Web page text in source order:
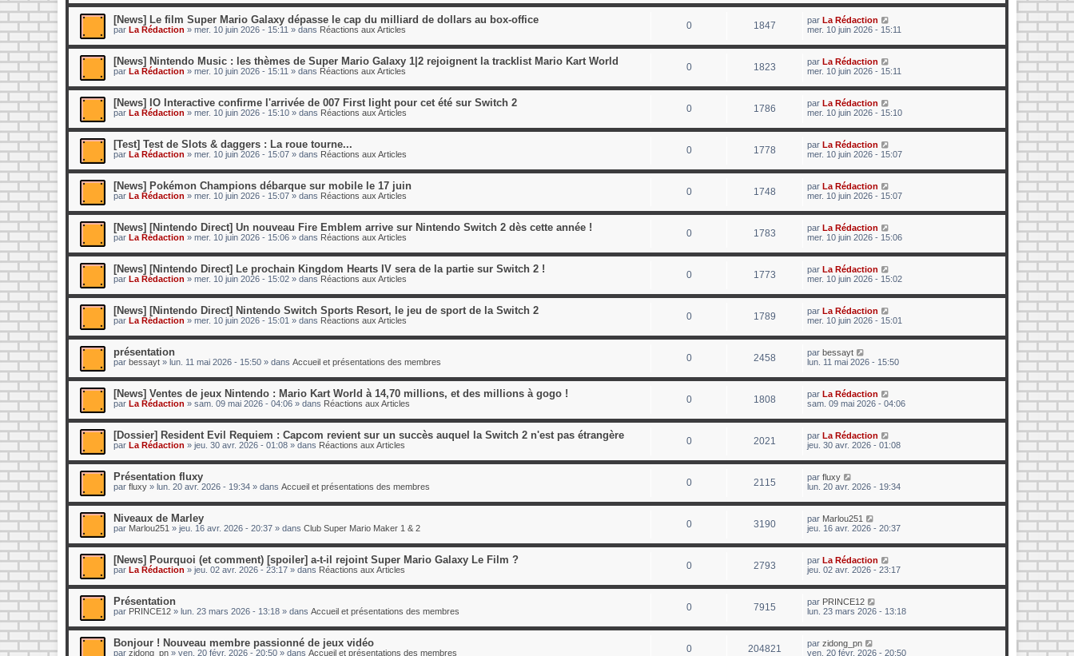
[News] Le film Super Mario Galaxy dépasse le cap du milliard de dollars au box-office
par La Rédaction » mer. 10 juin 2026 - 15:11 » dans Réactions aux Articles 0 1847 par La Rédaction
mer. 10 juin 2026 - 15:11
[News] Nintendo Music : les thèmes de Super Mario Galaxy 1|2 rejoignent la tracklist Mario Kart World
par La Rédaction » mer. 10 juin 2026 - 15:11 » dans Réactions aux Articles 0 1823 par La Rédaction
mer. 10 juin 2026 - 15:11
[News] IO Interactive confirme l'arrivée de 007 First light pour cet été sur Switch 2
par La Rédaction » mer. 10 juin 2026 - 15:10 » dans Réactions aux Articles 0 1786 par La Rédaction
mer. 10 juin 2026 - 15:10
[Test] Test de Slots & daggers : La roue tourne...
par La Rédaction » mer. 10 juin 2026 - 15:07 » dans Réactions aux Articles 0 1778 par La Rédaction
mer. 10 juin 2026 - 15:07
[News] Pokémon Champions débarque sur mobile le 17 juin
par La Rédaction » mer. 10 juin 2026 - 15:07 » dans Réactions aux Articles 0 1748 par La Rédaction
mer. 10 juin 2026 - 15:07
[News] [Nintendo Direct] Un nouveau Fire Emblem arrive sur Nintendo Switch 2 dès cette année !
par La Rédaction » mer. 10 juin 2026 - 15:06 » dans Réactions aux Articles 0 1783 par La Rédaction
mer. 10 juin 2026 - 15:06
[News] [Nintendo Direct] Le prochain Kingdom Hearts IV sera de la partie sur Switch 2 !
par La Rédaction » mer. 10 juin 2026 - 15:02 » dans Réactions aux Articles 0 1773 par La Rédaction
mer. 10 juin 2026 - 15:02
[News] [Nintendo Direct] Nintendo Switch Sports Resort, le jeu de sport de la Switch 2
par La Rédaction » mer. 10 juin 2026 - 15:01 » dans Réactions aux Articles 0 1789 par La Rédaction
mer. 10 juin 2026 - 15:01
présentation
par bessayt » lun. 11 mai 2026 - 15:50 » dans Accueil et présentations des membres 0 2458 par bessayt
lun. 11 mai 2026 - 15:50
[News] Ventes de jeux Nintendo : Mario Kart World à 14,70 millions, et des millions à gogo !
par La Rédaction » sam. 09 mai 2026 - 04:06 » dans Réactions aux Articles 0 1808 par La Rédaction
sam. 09 mai 2026 - 04:06
[Dossier] Resident Evil Requiem : Capcom revient sur un succès auquel la Switch 2 n'est pas étrangère
par La Rédaction » jeu. 30 avr. 2026 - 01:08 » dans Réactions aux Articles 0 2021 par La Rédaction
jeu. 30 avr. 2026 - 01:08
Présentation fluxy
par fluxy » lun. 20 avr. 2026 - 19:34 » dans Accueil et présentations des membres 0 2115 par fluxy
lun. 20 avr. 2026 - 19:34
Niveaux de Marley
par Marlou251 » jeu. 16 avr. 2026 - 20:37 » dans Club Super Mario Maker 1 & 2 0 3190 par Marlou251
jeu. 16 avr. 2026 - 20:37
[News] Pourquoi (et comment) [spoiler] a-t-il rejoint Super Mario Galaxy Le Film ?
par La Rédaction » jeu. 02 avr. 2026 - 23:17 » dans Réactions aux Articles 0 2793 par La Rédaction
jeu. 02 avr. 2026 - 23:17
Présentation
par PRINCE12 » lun. 23 mars 2026 - 13:18 » dans Accueil et présentations des membres 0 7915 par PRINCE12
lun. 23 mars 2026 - 13:18
Bonjour ! Nouveau membre passionné de jeux vidéo
par zidong_pn » ven. 20 févr. 2026 - 20:50 » dans Accueil et présentations des membres 0 204821 par zidong_pn
ven. 20 févr. 2026 - 20:50